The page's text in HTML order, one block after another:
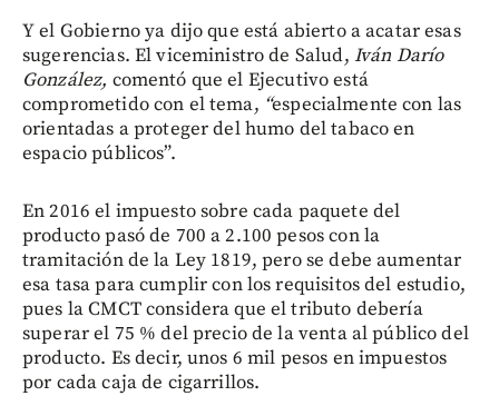
Y el Gobierno ya dijo que está abierto a acatar esas
sugerencias. El viceministro de Salud, Iván Darío
González, comentó que el Ejecutivo está
comprometido con el tema, “especialmente con las
orientadas a proteger del humo del tabaco en
espacio públicos”.
En 2016 el impuesto sobre cada paquete del
producto pasó de 700 a 2.100 pesos con la
tramitación de la Ley 1819, pero se debe aumentar
esa tasa para cumplir con los requisitos del estudio,
pues la CMCT considera que el tributo debería
superar el 75 % del precio de la venta al público del
producto. Es decir, unos 6 mil pesos en impuestos
por cada caja de cigarrillos.